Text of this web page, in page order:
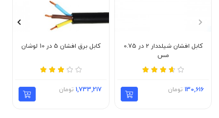
کابل افشان شیلددار 2 در 0.75
مس
130,616 تومان
کابل برق افشان 5 در 10 لوشان
1,733,217 تومان